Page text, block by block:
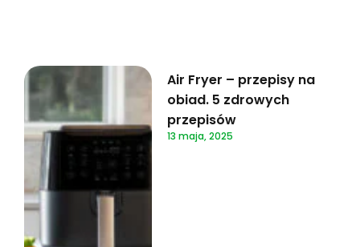
Air Fryer – przepisy na
obiad. 5 zdrowych
przepisów
13 maja, 2025